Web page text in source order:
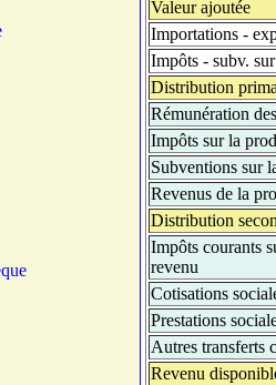
Valeur ajoutée
Importations -
Impôts - subv.
Distribution
Rémunération
Impôts sur la
Subventions sur
Revenus de la
Distribution
Impôts courants
revenu
Cotisations
Prestations
Autres transferts
Revenu